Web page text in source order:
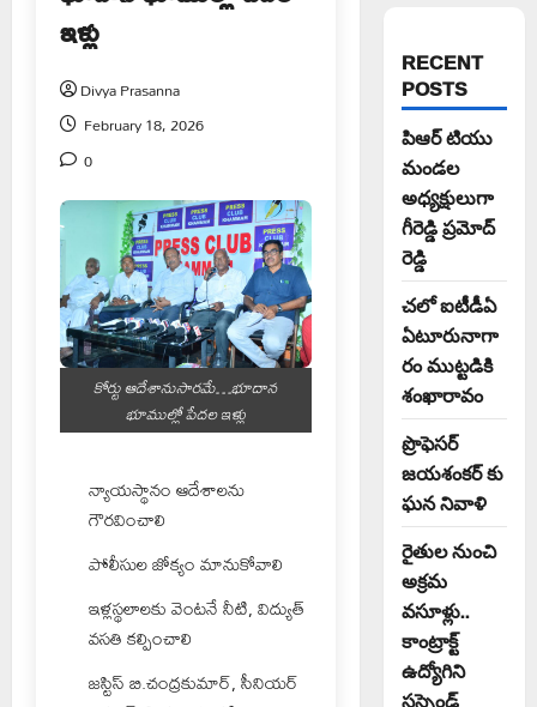
ఇళ్లు
Divya Prasanna
February 18, 2026
0
కోర్టు ఆదేశానుసారమే…భూదాన
భూముల్లో పేదల ఇళ్లు
న్యాయస్థానం ఆదేశాలను
గౌరవించాలి
పోలీసుల జోక్యం మానుకోవాలి
ఇళ్లస్థలాలకు వెంటనే నీటి, విద్యుత్
వసతి కల్పించాలి
జస్టిస్ బి.చంద్రకుమార్, సీనియర్
RECENT
POSTS
పిఆర్ టియు
మండల
అధ్యక్షులుగా
గీరెడ్డి ప్రమోద్
రెడ్డి
చలో ఐటీడీఏ
ఏటూరునాగా
రం ముట్టడికి
శంఖారావం
ప్రొఫెసర్
జయశంకర్ కు
ఘన నివాళి
రైతుల నుంచి
అక్రమ
వసూళ్లు..
కాంట్రాక్ట్
ఉద్యోగిని
సస్పెండ్